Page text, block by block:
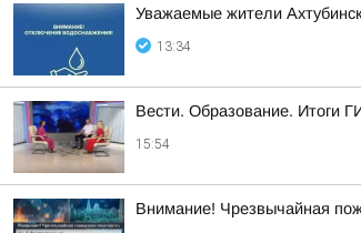
Уважаемые жители
13:34
Вести. Образование. Итоги
15:54
Внимание! Чрезвычайная